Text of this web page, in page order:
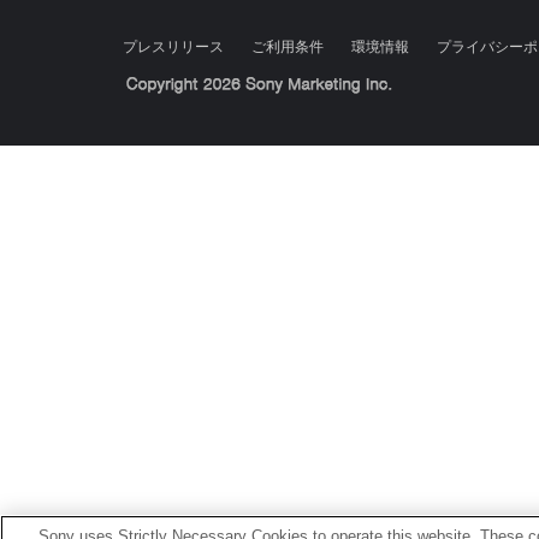
プレスリリース ご利用条件 環境情報 プライバシー
Sony Corporation, Sony Marketing Inc.